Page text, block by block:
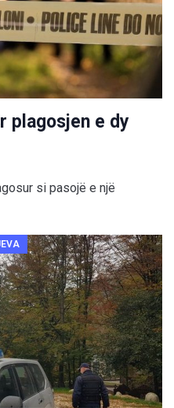
plagosjen e dy
si pasojë e një